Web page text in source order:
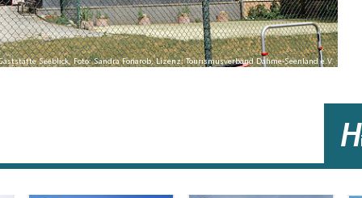
Seeblick, Foto: Sandra Fonarob, Lizenz: Tourismusverband Dahme-Seenland e.V.
H